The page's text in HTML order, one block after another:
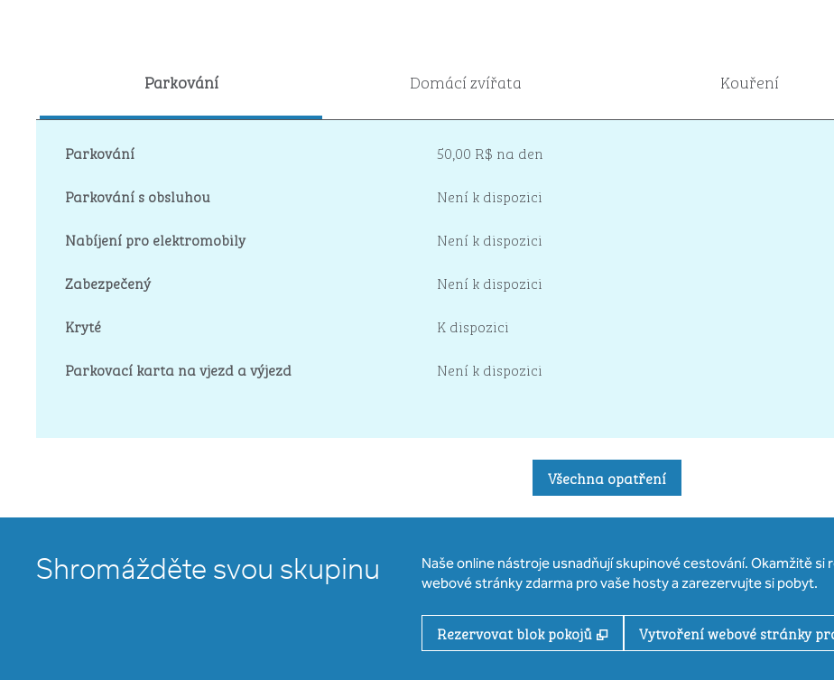
Parkování Domácí zvířata Kouření
Parkování
50,00 R$ na den
Parkování s obsluhou
Není k dispozici
Nabíjení pro elektromobily
Není k dispozici
Zabezpečený
Není k dispozici
Kryté
K dispozici
Parkovací karta na vjezd a výjezd
Není k dispozici
Všechna opatření
Shromážděte svou skupinu
Naše online nástroje usnadňují skupinové cestování. Okamžitě
webové stránky zdarma pro vaše hosty a zarezervujte si pobyt.
Rezervovat blok pokojů , Otevře se na nové kartě
Vytvoření webové stránky